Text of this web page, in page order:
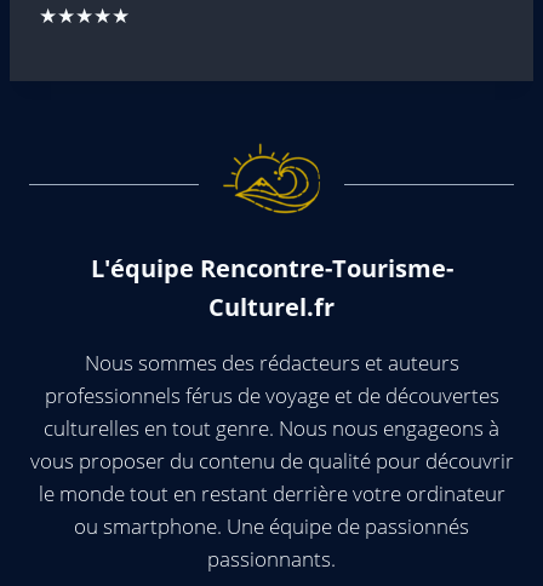
★★★★★
L'équipe Rencontre-Tourisme-
Culturel.fr
Nous sommes des rédacteurs et auteurs
professionnels férus de voyage et de découvertes
culturelles en tout genre. Nous nous engageons à
vous proposer du contenu de qualité pour découvrir
le monde tout en restant derrière votre ordinateur
ou smartphone. Une équipe de passionnés
passionnants.